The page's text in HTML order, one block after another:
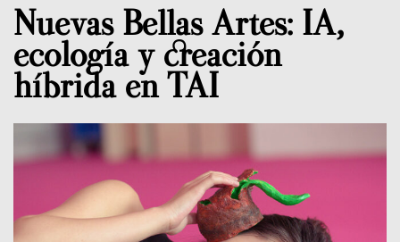
Nuevas Bellas Artes: IA,
ecología y creación
híbrida en TAI